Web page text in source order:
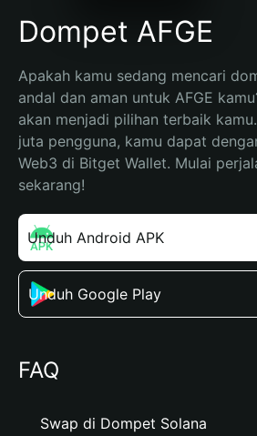
Dompet AFGE
Apakah kamu sedang mencari
andal dan aman untuk AFGE
akan menjadi pilihan terbaik
juta pengguna, kamu dapat
Web3 di Bitget Wallet. Mulai
sekarang!
Unduh Android APK
Unduh Google Play
FAQ
Swap di Dompet Solana